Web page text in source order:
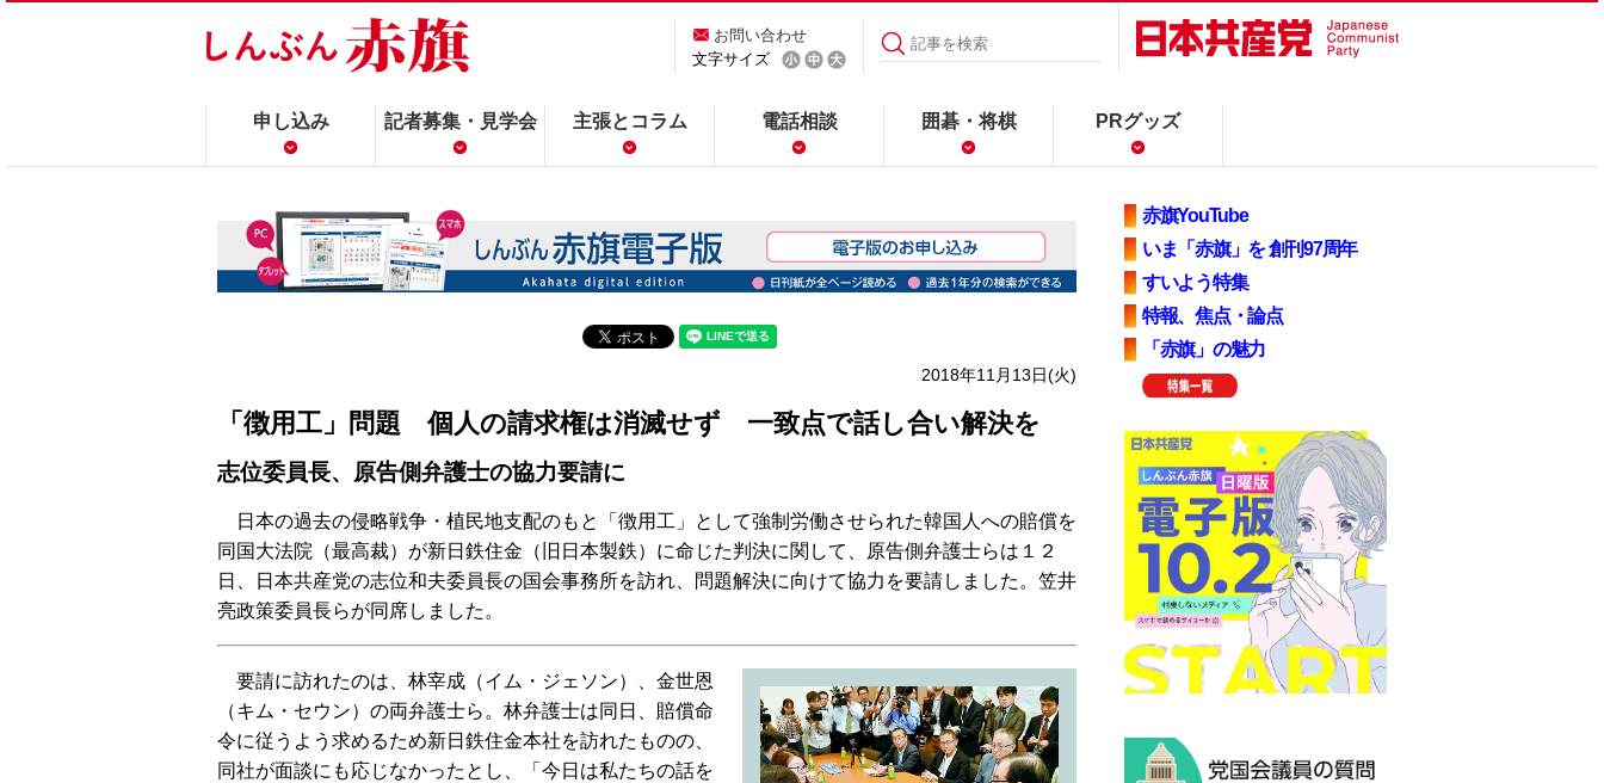
お問い合わせ
文字サイズ
申し込み 記者募集・見学会 主張とコラム 電話相談 囲碁・将棋 PRグッズ
2018年11月13日(火)
「徴用工」問題 個人の請求権は消滅せず 一致点で話し合い解決を
志位委員長、原告側弁護士の協力要請に
日本の過去の侵略戦争・植民地支配のもと「徴用工」として強制労働させられた韓国人への賠償を
同国大法院（最高裁）が新日鉄住金（旧日本製鉄）に命じた判決に関して、原告側弁護士らは１２
日、日本共産党の志位和夫委員長の国会事務所を訪れ、問題解決に向けて協力を要請しました。笠井
亮政策委員長らが同席しました。
要請に訪れたのは、林宰成（イム・ジェソン）、金世恩
（キム・セウン）の両弁護士ら。林弁護士は同日、賠償命
令に従うよう求めるため新日鉄住金本社を訪れたものの、
同社が面談にも応じなかったとし、「今日は私たちの話を
赤旗YouTube
いま「赤旗」を 創刊97周年
すいよう特集
特報、焦点・論点
「赤旗」の魅力